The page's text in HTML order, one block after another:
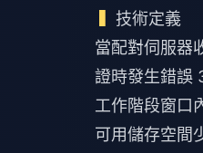
技術定義
當配對伺服器
證時發生錯誤
工作階段窗口
可用儲存空間